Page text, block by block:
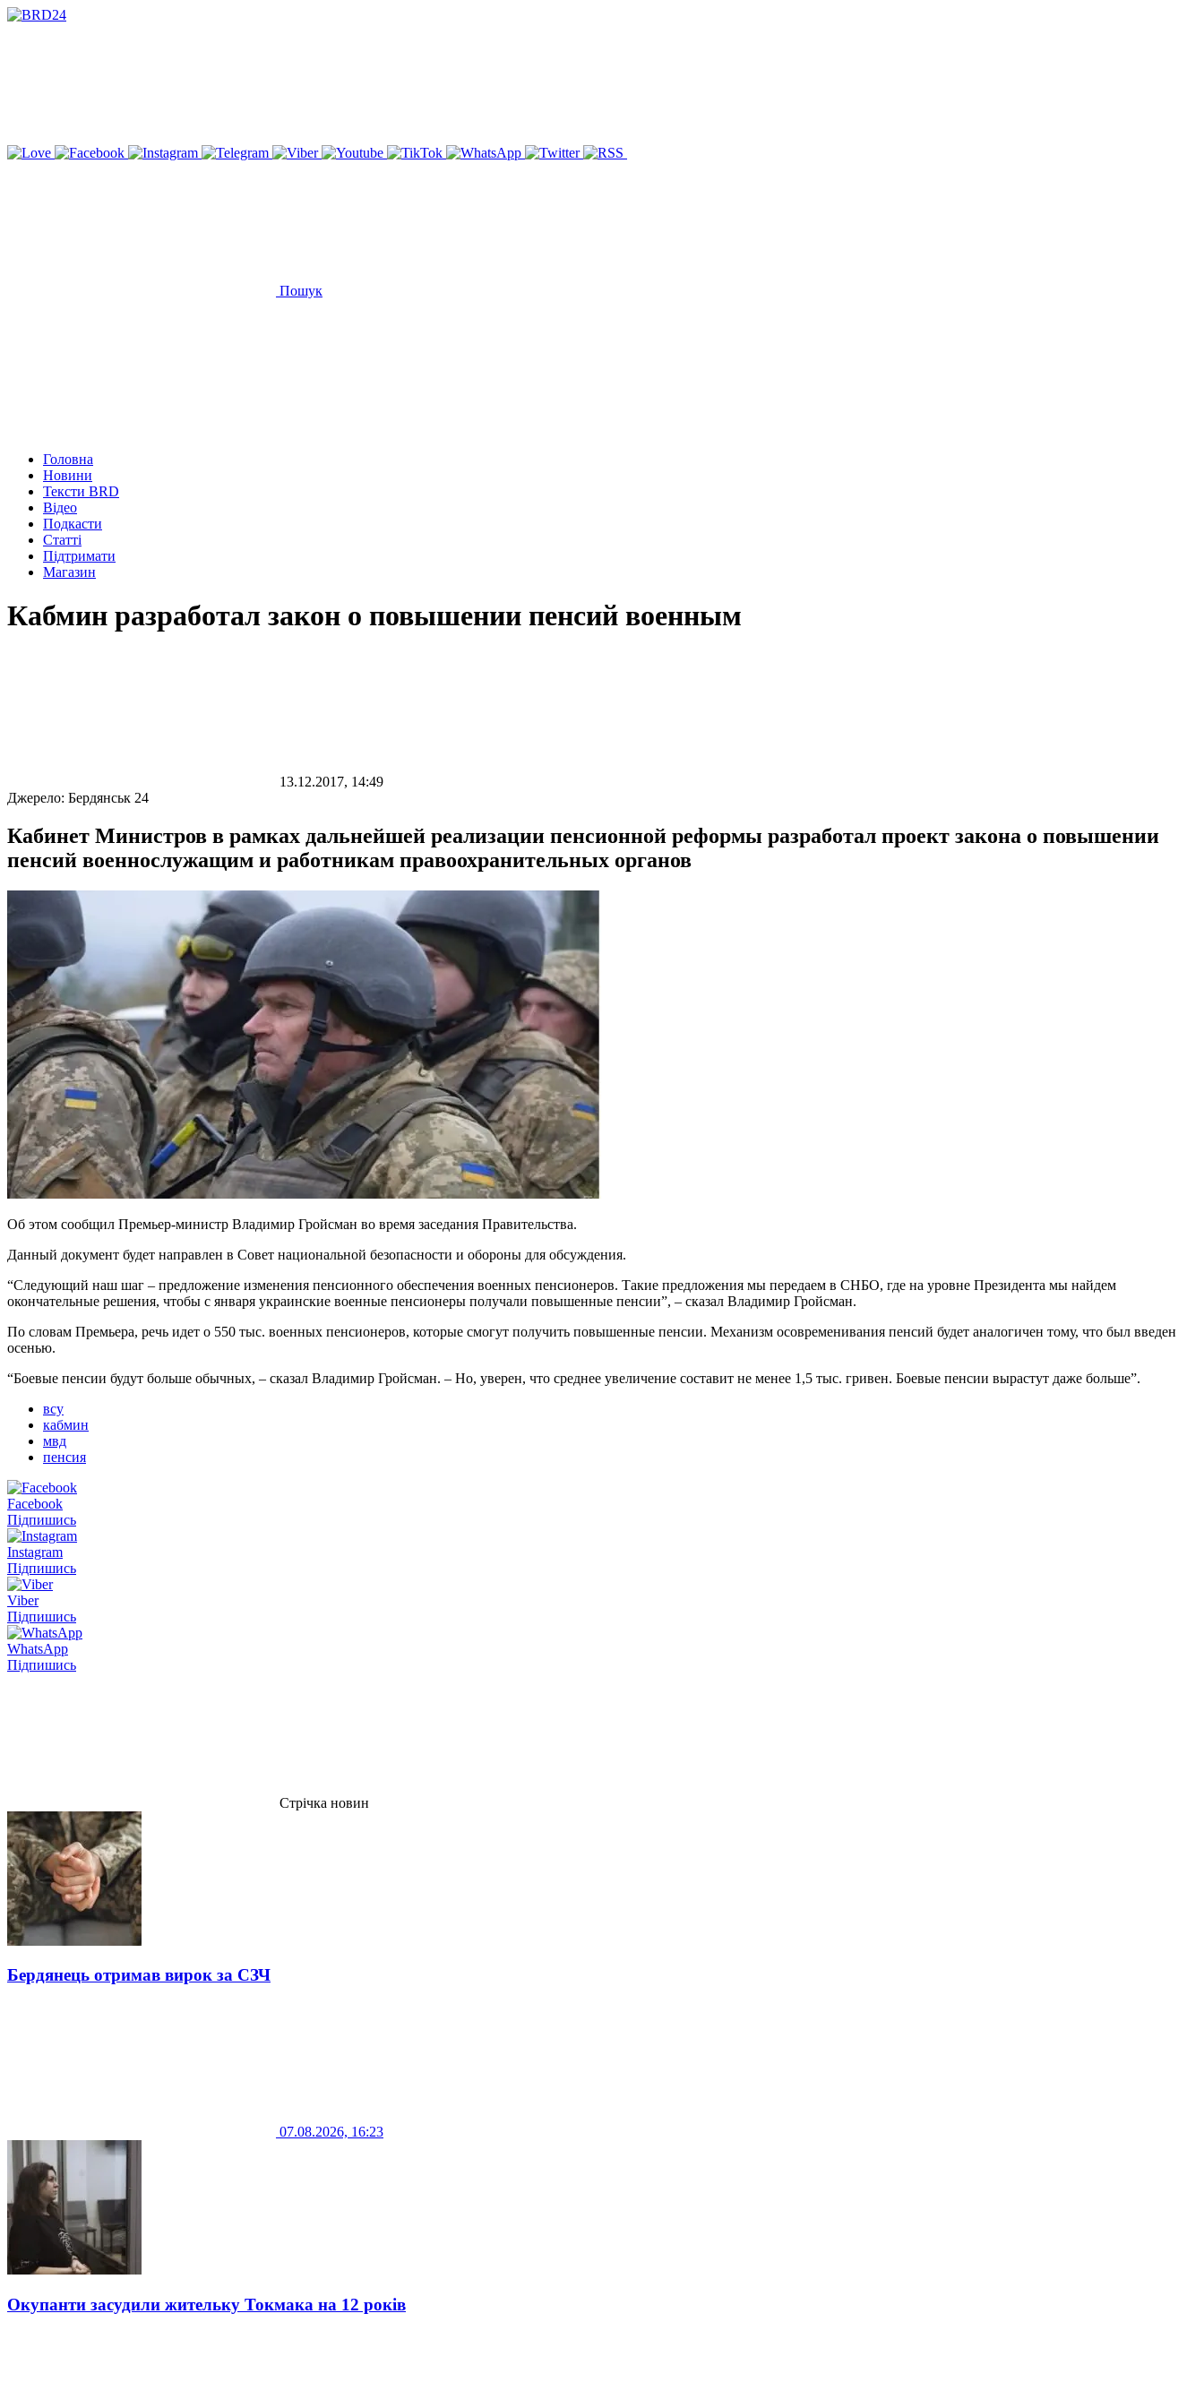
Пошук
Головна
Новини
Тексти BRD
Відео
Подкасти
Статті
Підтримати
Магазин
Кабмин разработал закон о повышении пенсий военным
13.12.2017, 14:49
Джерело: Бердянськ 24
Кабинет Министров в рамках дальнейшей реализации пенсионной реформы разработал проект закона о повышении
пенсий военнослужащим и работникам правоохранительных органов
Об этом сообщил Премьер-министр Владимир Гройсман во время заседания Правительства.
Данный документ будет направлен в Совет национальной безопасности и обороны для обсуждения.
“Следующий наш шаг – предложение изменения пенсионного обеспечения военных пенсионеров. Такие предложения мы передаем в СНБО, где на уровне Президента мы найдем
окончательные решения, чтобы с января украинские военные пенсионеры получали повышенные пенсии”, – сказал Владимир Гройсман.
По словам Премьера, речь идет о 550 тыс. военных пенсионеров, которые смогут получить повышенные пенсии. Механизм осовременивания пенсий будет аналогичен тому, что был введен
осенью.
“Боевые пенсии будут больше обычных, – сказал Владимир Гройсман. – Но, уверен, что среднее увеличение составит не менее 1,5 тыс. гривен. Боевые пенсии вырастут даже больше”.
всу
кабмин
мвд
пенсия
Facebook
Підпишись
Instagram
Підпишись
Viber
Підпишись
WhatsApp
Підпишись
Стрічка новин
Бердянець отримав вирок за СЗЧ
07.08.2026, 16:23
Окупанти засудили жительку Токмака на 12 років